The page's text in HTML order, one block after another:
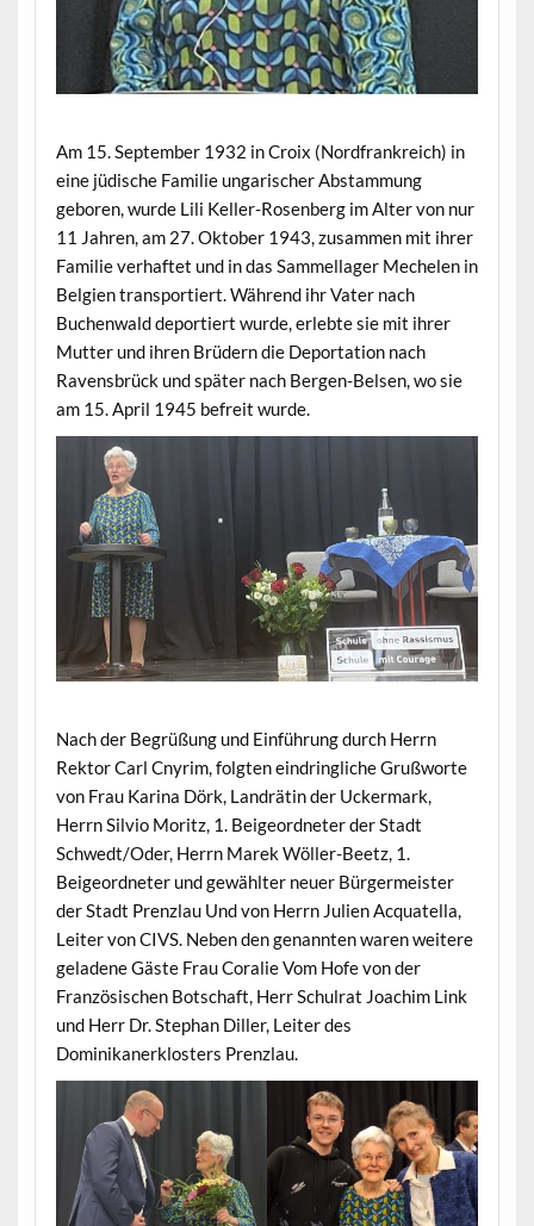
Am 15. September 1932 in Croix (Nordfrankreich) in
eine jüdische Familie ungarischer Abstammung
geboren, wurde Lili Keller-Rosenberg im Alter von nur
11 Jahren, am 27. Oktober 1943, zusammen mit ihrer
Familie verhaftet und in das Sammellager Mechelen in
Belgien transportiert. Während ihr Vater nach
Buchenwald deportiert wurde, erlebte sie mit ihrer
Mutter und ihren Brüdern die Deportation nach
Ravensbrück und später nach Bergen-Belsen, wo sie
am 15. April 1945 befreit wurde.
Nach der Begrüßung und Einführung durch Herrn
Rektor Carl Cnyrim, folgten eindringliche Grußworte
von Frau Karina Dörk, Landrätin der Uckermark,
Herrn Silvio Moritz, 1. Beigeordneter der Stadt
Schwedt/Oder, Herrn Marek Wöller-Beetz, 1.
Beigeordneter und gewählter neuer Bürgermeister
der Stadt Prenzlau Und von Herrn Julien Acquatella,
Leiter von CIVS. Neben den genannten waren weitere
geladene Gäste Frau Coralie Vom Hofe von der
Französischen Botschaft, Herr Schulrat Joachim Link
und Herr Dr. Stephan Diller, Leiter des
Dominikanerklosters Prenzlau.